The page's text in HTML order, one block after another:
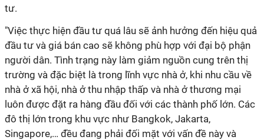
tư.
"Việc thực hiện đầu tư quá lâu sẽ ảnh hưởng đến hiệu quả
đầu tư và giá bán cao sẽ không phù hợp với đại bộ phận
người dân. Tình trạng này làm giảm nguồn cung trên thị
trường và đặc biệt là trong lĩnh vực nhà ở, khi nhu cầu về
nhà ở xã hội, nhà ở thu nhập thấp và nhà ở thương mại
luôn được đặt ra hàng đầu đối với các thành phố lớn. Các
đô thị lớn trong khu vực như Bangkok, Jakarta,
Singapore,… đều đang phải đối mặt với vấn đề này và